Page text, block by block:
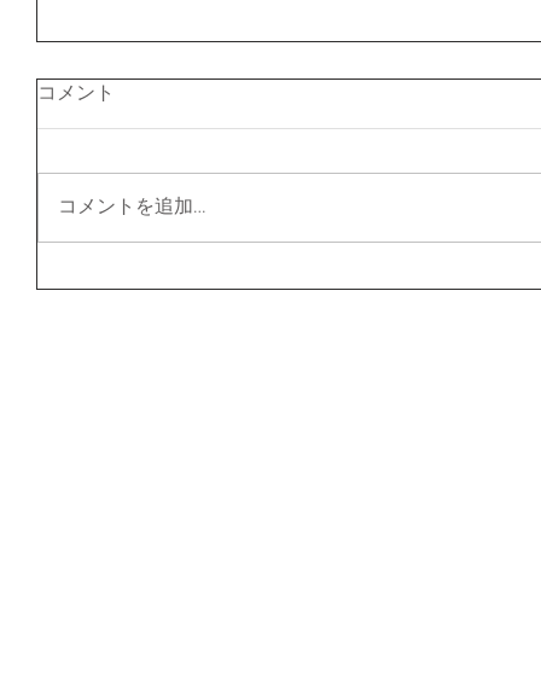
コメント
コメントを追加…